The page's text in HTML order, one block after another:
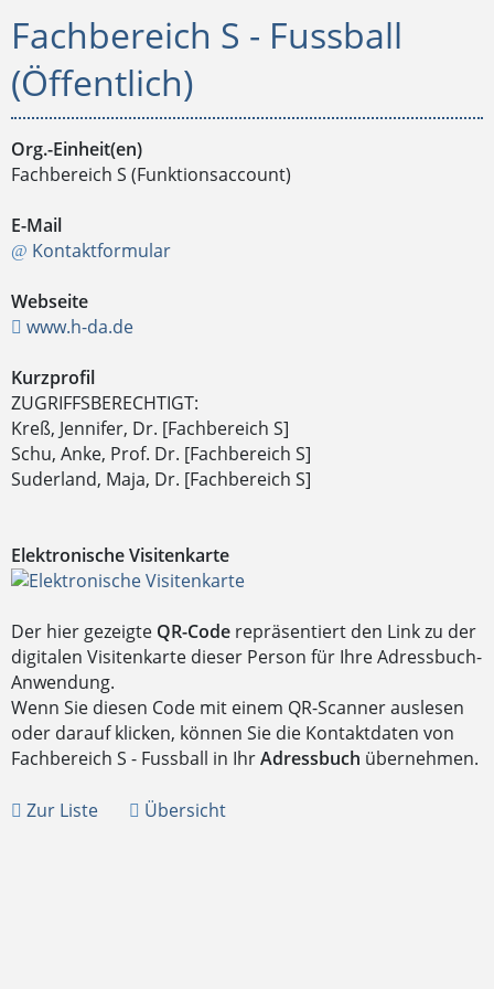
Fachbereich S - Fussball
(Öffentlich)
Org.-Einheit(en)
Fachbereich S (Funktionsaccount)
E-Mail
Kontaktformular
Webseite
www.h-da.de
Kurzprofil
ZUGRIFFSBERECHTIGT:
Kreß, Jennifer, Dr. [Fachbereich S]
Schu, Anke, Prof. Dr. [Fachbereich S]
Suderland, Maja, Dr. [Fachbereich S]
Elektronische Visitenkarte
Der hier gezeigte QR-Code repräsentiert den Link zu der
digitalen Visitenkarte dieser Person für Ihre Adressbuch-
Anwendung.
Wenn Sie diesen Code mit einem QR-Scanner auslesen
oder darauf klicken, können Sie die Kontaktdaten von
Fachbereich S - Fussball in IhrAdressbuch übernehmen.
Zur Liste Übersicht